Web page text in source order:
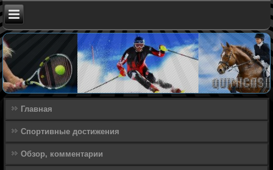
Главная
Спортивные достижения
Обзор, комментарии